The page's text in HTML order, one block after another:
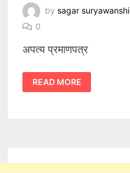
by sagar suryawanshi
0
अपत्य प्रमाणपत्र
अपत्य
स्वयंघोषणापत्र
PDF
READ MORE